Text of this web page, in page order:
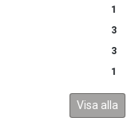
1
3
3
1
Visa alla